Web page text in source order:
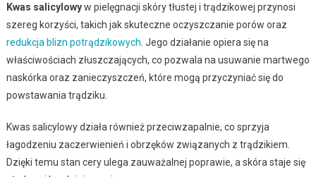
Kwas salicylowyw pielęgnacji skóry tłustej i trądzikowej przynosi
szereg korzyści, takich jak skuteczne oczyszczanie porów oraz
redukcja blizn potrądzikowych . Jego działanie opiera się na
właściwościach złuszczających, co pozwala na usuwanie martwego
naskórka oraz zanieczyszczeń, które mogą przyczyniać się do
powstawania trądziku.
Kwas salicylowy działa również przeciwzapalnie, co sprzyja
łagodzeniu zaczerwienień i obrzęków związanych z trądzikiem.
Dzięki temu stan cery ulega zauważalnej poprawie, a skóra staje się